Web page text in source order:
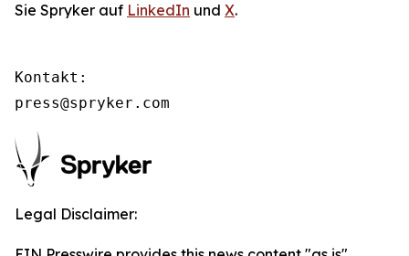
Sie Spryker auf LinkedIn und X.
Kontakt:
press@spryker.com
Legal Disclaimer: